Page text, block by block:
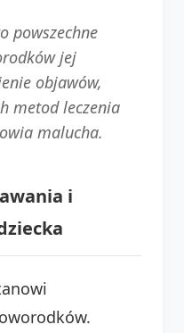
powszechne
jej
objawów,
metod leczenia
malucha.
i